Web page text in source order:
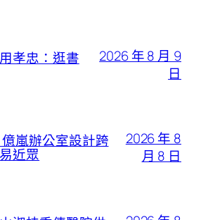
孝忠：逛書
2026 年 8 月 9
日
嵐辦公室設計跨
近眾
2026 年 8
月 8 日